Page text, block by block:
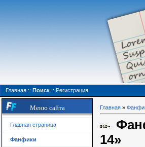
Главная :: Поиск :: Регистрация
Меню сайта
Главная страница
Фанфики
Главная »
14»